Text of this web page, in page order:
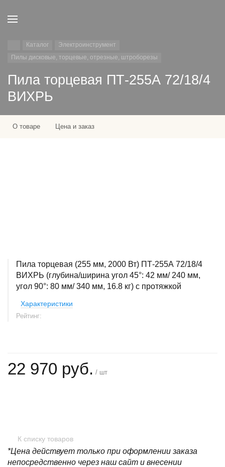
Каталог
Электроинструмент
Пилы дисковые, торцевые, отрезные, штроборезы
Пила торцевая ПТ-255А 72/18/4
ВИХРЬ
О товаре Цена и заказ
Пила торцевая (255 мм, 2000 Вт) ПТ-255А 72/18/4
ВИХРЬ (глубина/ширина угол 45°: 42 мм/ 240 мм,
угол 90°: 80 мм/ 340 мм, 16.8 кг) с протяжкой
Характеристики
Рейтинг:
22 970 руб. / шт
К списку товаров
*Цена действует только при оформлении заказа
непосредственно через наш сайт и внесении